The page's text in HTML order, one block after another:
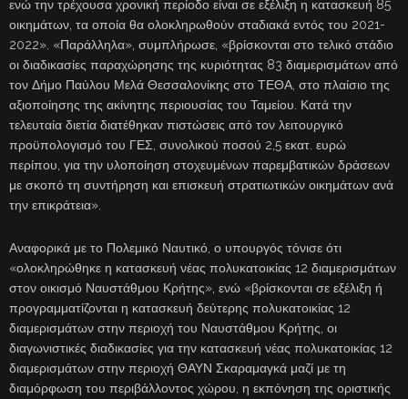
ενώ την τρέχουσα χρονική περίοδο είναι σε εξέλιξη η κατασκευή 85
οικημάτων, τα οποία θα ολοκληρωθούν σταδιακά εντός του 2021-
2022». «Παράλληλα», συμπλήρωσε, «βρίσκονται στο τελικό στάδιο
οι διαδικασίες παραχώρησης της κυριότητας 83 διαμερισμάτων από
τον Δήμο Παύλου Μελά Θεσσαλονίκης στο ΤΕΘΑ, στο πλαίσιο της
αξιοποίησης της ακίνητης περιουσίας του Ταμείου. Κατά την
τελευταία διετία διατέθηκαν πιστώσεις από τον λειτουργικό
προϋπολογισμό του ΓΕΣ, συνολικού ποσού 2,5 εκατ. ευρώ
περίπου, για την υλοποίηση στοχευμένων παρεμβατικών δράσεων
με σκοπό τη συντήρηση και επισκευή στρατιωτικών οικημάτων ανά
την επικράτεια».
Αναφορικά με το Πολεμικό Ναυτικό, ο υπουργός τόνισε ότι
«ολοκληρώθηκε η κατασκευή νέας πολυκατοικίας 12 διαμερισμάτων
στον οικισμό Ναυστάθμου Κρήτης», ενώ «βρίσκονται σε εξέλιξη ή
προγραμματίζονται η κατασκευή δεύτερης πολυκατοικίας 12
διαμερισμάτων στην περιοχή του Ναυστάθμου Κρήτης, οι
διαγωνιστικές διαδικασίες για την κατασκευή νέας πολυκατοικίας 12
διαμερισμάτων στην περιοχή ΘΑΥΝ Σκαραμαγκά μαζί με τη
διαμόρφωση του περιβάλλοντος χώρου, η εκπόνηση της οριστικής